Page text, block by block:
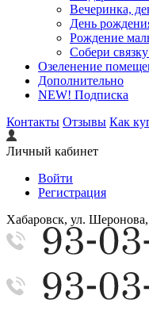
Вечеринка,
День
Рождение
Собери
Озеленение
Дополнительно
NEW! Подписка
Контакты Отзывы Как
Личный кабинет
Войти
Регистрация
Хабаровск, ул. Шеронова,